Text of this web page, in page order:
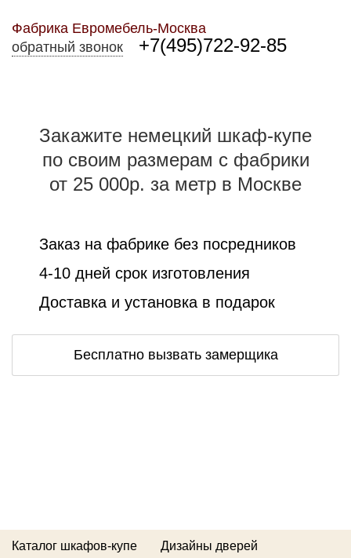
Фабрика Евромебель-Москва
обратный звонок
+7(495)722-92-85
Закажите немецкий шкаф-купе
по своим размерам с фабрики
от 25 000р. за метр в Москве
Заказ на фабрике без посредников
4-10 дней срок изготовления
Доставка и установка в подарок
Бесплатно вызвать замерщика
Каталог шкафов-купе Дизайны дверей